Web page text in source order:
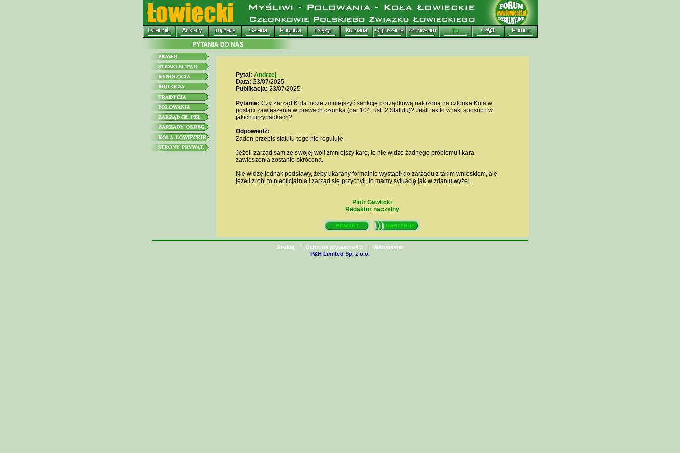
Pytał: Andrzej
Data: 23/07/2025
Publikacja: 23/07/2025
Pytanie: Czy Zarząd Koła może zmniejszyć sankcję porządkową nałożoną na członka Kola w
postaci zawieszenia w prawach członka (par 104, ust. 2 Statutu)? Jeśli tak to w jaki sposób i w
jakich przypadkach?
Odpowiedź:
Żaden przepis statutu tego nie reguluje.
Jeżeli zarząd sam ze swojej woli zmniejszy karę, to nie widzę żadnego problemu i kara
zawieszenia zostanie skrócona.
Nie widzę jednak podstawy, żeby ukarany formalnie wystąpił do zarządu z takim wnioskiem, ale
jeżeli zrobi to nieoficjalnie i zarząd się przychyli, to mamy sytuację jak w zdaniu wyżej.
Piotr Gawlicki
Redaktor naczelny
Szukaj Ochrona prywatności
Webmaster
P&H Limited Sp. z o.o.